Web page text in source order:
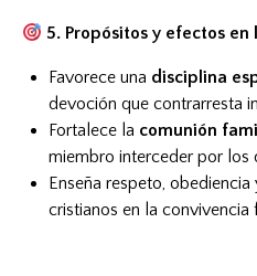
5. Propósitos y efectos
Favorece una disciplina
devoción que contrarresta
Fortalece la comunión
miembro interceder por los
Enseña respeto,
cristianos en la convivencia